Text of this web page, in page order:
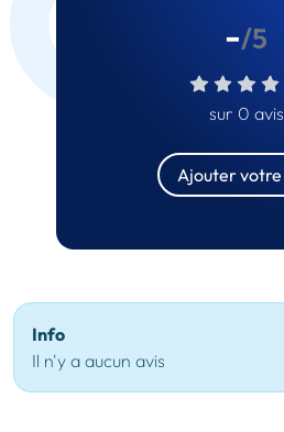
-/5
sur 0 avis
Ajouter votre
Info
Il n'y a aucun avis